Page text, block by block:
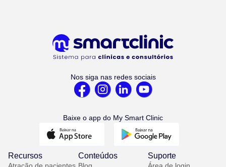
Nos siga nas redes sociais
Baixe o app do My Smart Clinic
Recursos Conteúdos Suporte